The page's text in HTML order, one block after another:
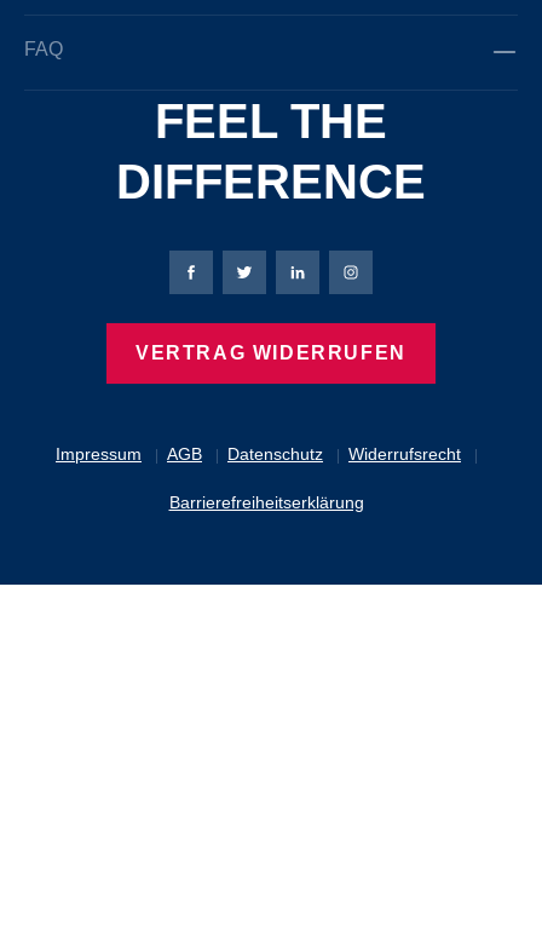
FAQ
FEEL THE
DIFFERENCE
Impressum AGB Datenschutz Widerrufsrecht
Barrierefreiheitserklärung
Bierbaum-Proenen Facebook-Seite
Bierbaum-Proenen Twitter Seite
Bierbaum-Proenen LinkedIn
Bierbaum-Proenen
VERTRAG WIDERRUFEN